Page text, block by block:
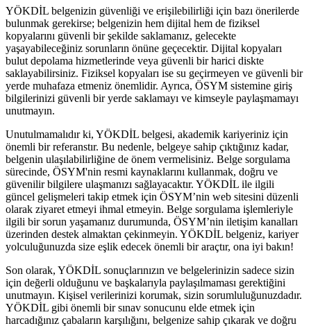
YÖKDİL belgenizin güvenliği ve erişilebilirliği için bazı önerilerde
bulunmak gerekirse; belgenizin hem dijital hem de fiziksel
kopyalarını güvenli bir şekilde saklamanız, gelecekte
yaşayabileceğiniz sorunların önüne geçecektir. Dijital kopyaları
bulut depolama hizmetlerinde veya güvenli bir harici diskte
saklayabilirsiniz. Fiziksel kopyaları ise su geçirmeyen ve güvenli bir
yerde muhafaza etmeniz önemlidir. Ayrıca, ÖSYM sistemine giriş
bilgilerinizi güvenli bir yerde saklamayı ve kimseyle paylaşmamayı
unutmayın.
Unutulmamalıdır ki, YÖKDİL belgesi, akademik kariyeriniz için
önemli bir referanstır. Bu nedenle, belgeye sahip çıktığınız kadar,
belgenin ulaşılabilirliğine de önem vermelisiniz. Belge sorgulama
sürecinde, ÖSYM'nin resmi kaynaklarını kullanmak, doğru ve
güvenilir bilgilere ulaşmanızı sağlayacaktır. YÖKDİL ile ilgili
güncel gelişmeleri takip etmek için ÖSYM’nin web sitesini düzenli
olarak ziyaret etmeyi ihmal etmeyin. Belge sorgulama işlemleriyle
ilgili bir sorun yaşamanız durumunda, ÖSYM’nin iletişim kanalları
üzerinden destek almaktan çekinmeyin. YÖKDİL belgeniz, kariyer
yolculuğunuzda size eşlik edecek önemli bir araçtır, ona iyi bakın!
Son olarak, YÖKDİL sonuçlarınızın ve belgelerinizin sadece sizin
için değerli olduğunu ve başkalarıyla paylaşılmaması gerektiğini
unutmayın. Kişisel verilerinizi korumak, sizin sorumluluğunuzdadır.
YÖKDİL gibi önemli bir sınav sonucunu elde etmek için
harcadığınız çabaların karşılığını, belgenize sahip çıkarak ve doğru